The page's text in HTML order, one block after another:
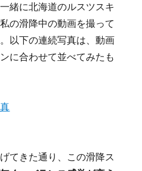
緒に北海道のルスツスキ
の滑降中の動画を撮って
以下の連続写真は、動画
に合わせて並べてみたも
てきた通り、この滑降ス